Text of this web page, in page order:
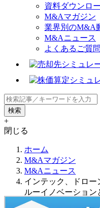
資料ダウンロ
M&Aマガジン
業界別のM&A
M&Aニュース
よくあるご質問
+
閉じる
ホーム
M&Aマガジン
M&Aニュース
インテック、ドロ
ルーイノベーショ